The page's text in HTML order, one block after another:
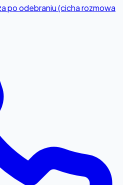
po odebraniu (cicha rozmowa